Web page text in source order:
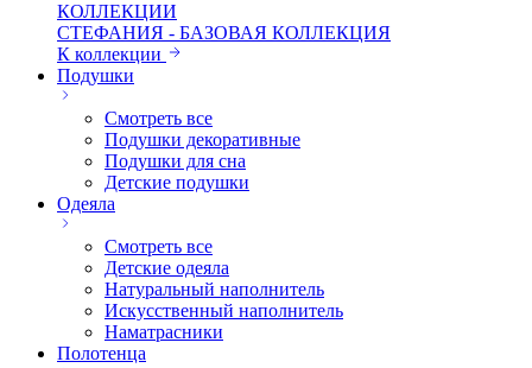
КОЛЛЕКЦИИ
СТЕФАНИЯ - БАЗОВАЯ КОЛЛЕКЦИЯ
К коллекции
Подушки
Смотреть все
Подушки декоративные
Подушки для сна
Детские подушки
Одеяла
Смотреть все
Детские одеяла
Натуральный наполнитель
Искуcственный наполнитель
Наматрасники
Полотенца